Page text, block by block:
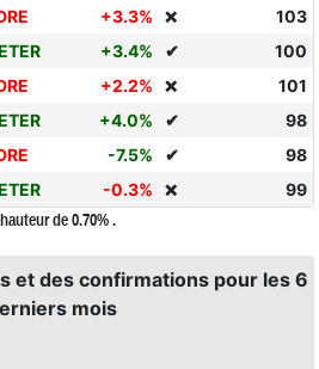
+3.3% ❌
103
+3.4% ✔
100
+2.2% ❌
101
+4.0% ✔
98
-7.5% ✔
98
-0.3% ❌ 99
de 0.70% .
et des confirmations pour les 6
mois